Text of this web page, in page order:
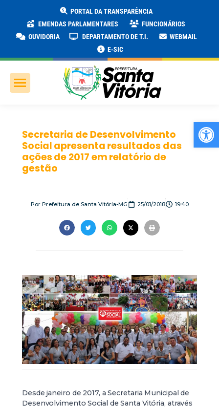
PORTAL DA TRANSPARÊNCIA
EMENDAS PARLAMENTARES
FUNCIONÁRIOS
OUVIDORIA
DEPARTAMENTO DE T.I.
WEBMAIL
E-SIC
Secretaria de Desenvolvimento
Social apresenta resultados das
ações de 2017 em relatório de
gestão
PorPrefeitura de Santa Vitória-MG 25/01/2018 19:40
Desde janeiro de 2017, a Secretaria Municipal de
Desenvolvimento Social de Santa Vitória, através